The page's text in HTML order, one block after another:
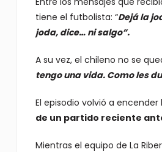
tiene el futbolista: “Dejá la
joda, dice… ni salgo”.
A su vez, el chileno no se
tengo una vida. Como les
El episodio volvió a
de un partido reciente
Mientras el equipo de La